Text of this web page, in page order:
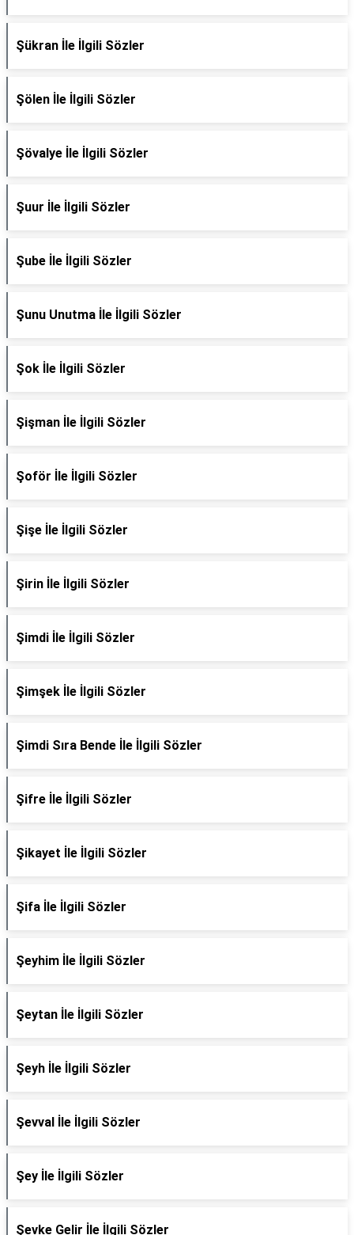
Şükran İle İlgili Sözler
Şölen İle İlgili Sözler
Şövalye İle İlgili Sözler
Şuur İle İlgili Sözler
Şube İle İlgili Sözler
Şunu Unutma İle İlgili Sözler
Şok İle İlgili Sözler
Şişman İle İlgili Sözler
Şoför İle İlgili Sözler
Şişe İle İlgili Sözler
Şirin İle İlgili Sözler
Şimdi İle İlgili Sözler
Şimşek İle İlgili Sözler
Şimdi Sıra Bende İle İlgili Sözler
Şifre İle İlgili Sözler
Şikayet İle İlgili Sözler
Şifa İle İlgili Sözler
Şeyhim İle İlgili Sözler
Şeytan İle İlgili Sözler
Şeyh İle İlgili Sözler
Şevval İle İlgili Sözler
Şey İle İlgili Sözler
Şevke Gelir İle İlgili Sözler